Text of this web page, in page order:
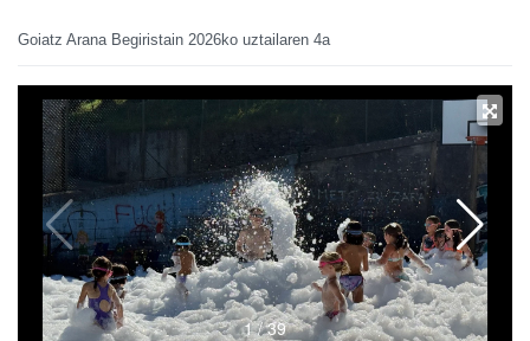
Goiatz Arana Begiristain 2026ko uztailaren 4a